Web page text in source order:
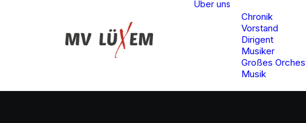
Über uns
Chronik
Vorstand
Dirigent
Musiker
Großes
Musik